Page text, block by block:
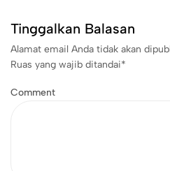
Tinggalkan Balasan
Alamat email Anda tidak akan
Ruas yang wajib ditandai*
Comment